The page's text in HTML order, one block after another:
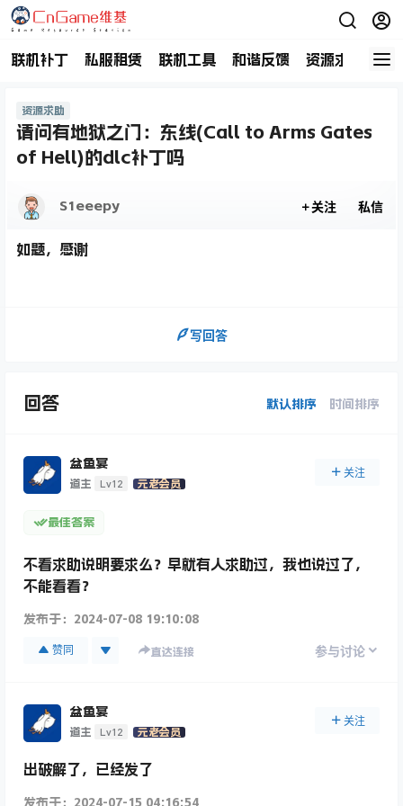
联机补丁 私服租赁 联机工具 和谐反馈 资源求助 商
资源求助
请问有地狱之门：东线(Call to Arms Gates
of Hell)的dlc补丁吗
S1eeepy 关注 私信
如题，感谢
写回答
回答 默认排序 时间排序
盆鱼宴
道主 Lv12 元老会员
关注
最佳答案
不看求助说明要求么？早就有人求助过，我也说过了，
不能看看？
发布于： 2024-07-08 19:10:08
赞同 直达连接 参与讨论
盆鱼宴
道主 Lv12 元老会员
关注
出破解了，已经发了
发布于： 2024-07-15 04:16:54